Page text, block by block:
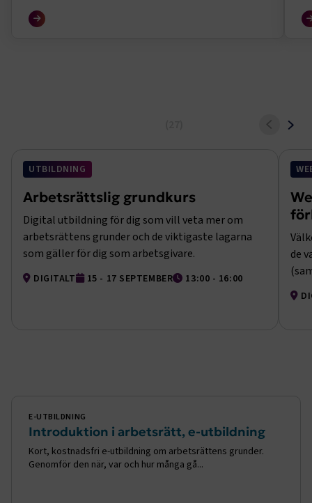
UTBILDNING
Arbetsrättslig grundkurs
Digital utbildning för dig som vill veta mer om
arbetsrättens grunder och de viktigaste lagarna
som gäller för dig som arbetsgivare.
DIGITALT 15 - 17 SEPTEMBER 13:00 - 16:00
de
E-UTBILDNING
Introduktion i arbetsrätt, e-utbildning
Kort, kostnadsfri e-utbildning om arbetsrättens grunder.
Genomför den när, var och hur många gå...